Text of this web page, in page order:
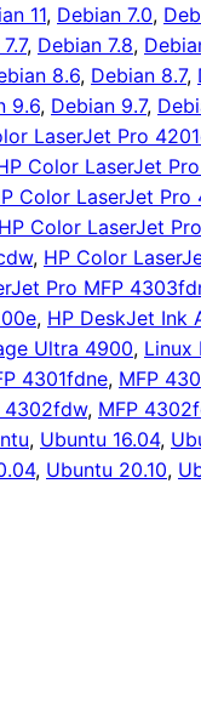
11, Debian 7.0,
, Debian 7.8,
8.6, Debian 8.7,
9.6, Debian 9.7,
LaserJet Pro
Color LaserJet
Color LaserJet Pro
HP Color LaserJet
, HP Color
Pro MFP
, HP DeskJet Ink
Ultra 4900, Linux
4301fdne, MFP
4302fdw, MFP
, Ubuntu 16.04,
, Ubuntu 20.10,